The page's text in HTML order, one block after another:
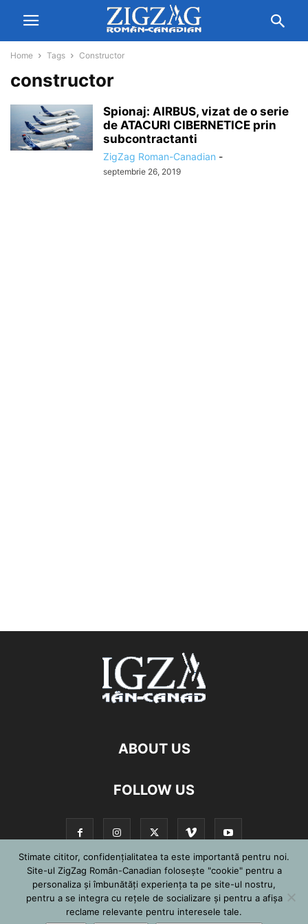
Home Tags Constructor
constructor
Spionaj: AIRBUS, vizat de o serie
de ATACURI CIBERNETICE prin
subcontractanti
ZigZag Roman-Canadian -
septembrie 26, 2019
ABOUT US
FOLLOW US
©
Stimate cititor, confidențialitatea ta este importantă pentru noi.
Site-ul ZigZag Român-Canadian folosește "cookie" pentru a
personaliza și îmbunătăți experiența ta pe site-ul nostru,
pentru a se integra cu reţele de socializare şi pentru a afişa
reclame relevante pentru interesele tale.